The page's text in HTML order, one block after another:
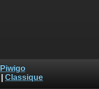
Piwigo
Classique